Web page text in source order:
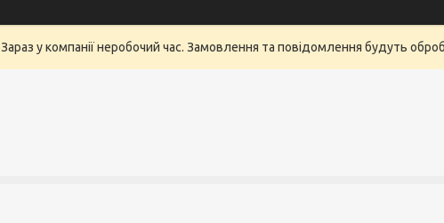
Зараз у компанії неробочий час. Замовлення та повідомлення будуть